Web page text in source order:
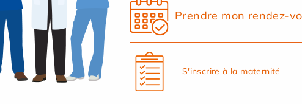
Prendre mon rendez-
S'inscrire à la maternité